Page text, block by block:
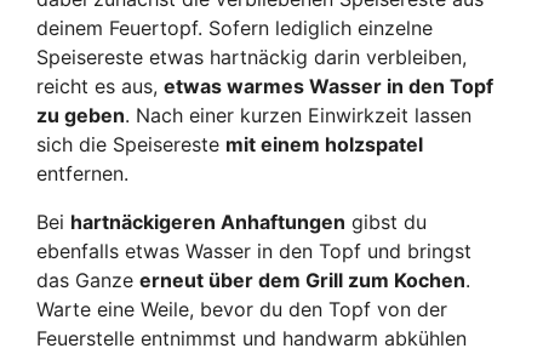
deinem Feuertopf. Sofern lediglich einzelne
Speisereste etwas hartnäckig darin verbleiben,
reicht es aus, etwas warmes Wasser in den Topf
zu geben. Nach einer kurzen Einwirkzeit lassen
sich die Speisereste mit einem holzspatel
entfernen.
Bei hartnäckigeren Anhaftungen gibst du
ebenfalls etwas Wasser in den Topf und bringst
das Ganze erneut über dem Grill zum Kochen.
Warte eine Weile, bevor du den Topf von der
Feuerstelle entnimmst und handwarm abkühlen